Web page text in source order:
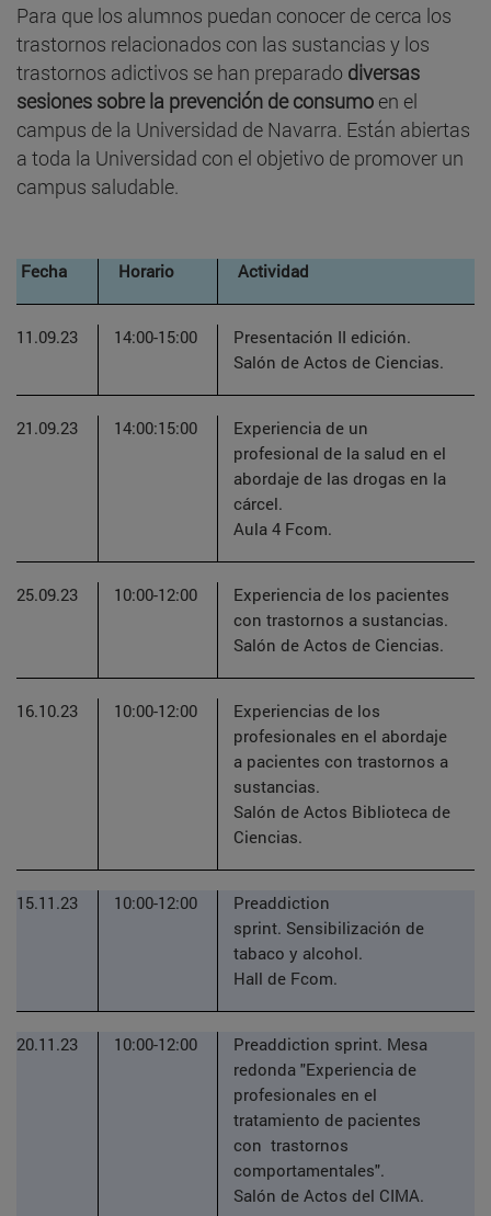
Para que los alumnos puedan conocer de cerca los
trastornos relacionados con las sustancias y los
trastornos adictivos se han preparado diversas
sesiones sobre la prevención de consumo en el
campus de la Universidad de Navarra. Están abiertas
a toda la Universidad con el objetivo de promover un
campus saludable.
Fecha Horario Actividad
11.09.23 14:00-15:00
Presentación II edición.
Salón de Actos de Ciencias.
21.09.23 14:00:15:00
Experiencia de un
profesional de la salud en el
abordaje de las drogas en la
cárcel.
Aula 4 Fcom.
25.09.23 10:00-12:00
Experiencia de los pacientes
con trastornos a sustancias.
Salón de Actos de Ciencias.
16.10.23 10:00-12:00
Experiencias de los
profesionales en el abordaje
a pacientes con trastornos a
sustancias.
Salón de Actos Biblioteca de
Ciencias.
15.11.23 10:00-12:00
Preaddiction
sprint. Sensibilización de
tabaco y alcohol.
Hall de Fcom.
20.11.23 10:00-12:00
Preaddiction sprint. Mesa
redonda "Experiencia de
profesionales en el
tratamiento de pacientes
con trastornos
comportamentales".
Salón de Actos del CIMA.